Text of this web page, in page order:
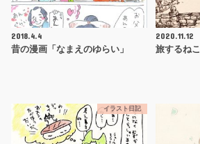
2018.4.4
昔の漫画「なまえのゆらい」
2020.11.12
旅するねこ
イラスト日記